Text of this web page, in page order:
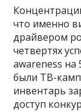
что именно
драйвером
четвертях
awareness на
были ТВ-
инвентарь
доступ